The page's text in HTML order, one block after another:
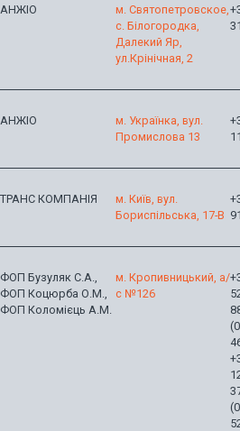
АНЖІО
м. Святопетровское,
с. Білогородка,
Далекий Яр,
ул.Крінічная, 2
АНЖІО
м. Українка, вул.
Промислова 13
ТРАНС КОМПАНІЯ
м. Київ, вул.
Бориспільська, 17-В
ФОП Бузуляк С.А.,
ФОП Коцюрба О.М.,
ФОП Коломієць А.М.
м. Кропивницький, а/
с №126